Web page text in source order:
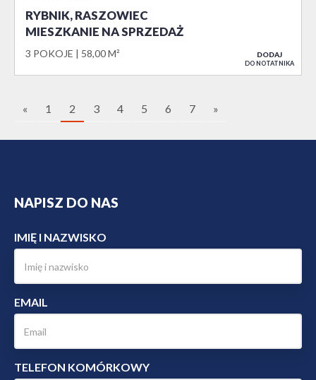
RYBNIK, RASZOWIEC
MIESZKANIE NA SPRZEDAŻ
3 POKOJE 58,00 M² DODAJ
DO NOTATNIKA
« 1 2 3 4 5 6 7 »
NAPISZ DO NAS
IMIĘ I NAZWISKO
EMAIL
TELEFON KOMÓRKOWY